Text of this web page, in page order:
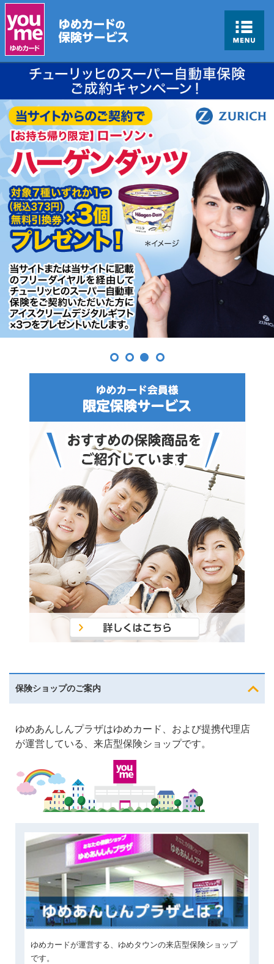
保険ショップのご案内
ゆめあんしんプラザはゆめカード、および提携代理店
が運営している、来店型保険ショップです。
ゆめカードが運営する、ゆめタウンの来店型保険ショップ
です。